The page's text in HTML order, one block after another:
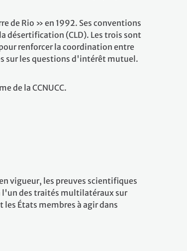
de Rio » en 1992. Ses conventions
désertification (CLD). Les trois sont
renforcer la coordination entre
sur les questions d'intérêt mutuel.
de la CCNUCC.
vigueur, les preuves scientifiques
l'un des traités multilatéraux sur
États membres à agir dans